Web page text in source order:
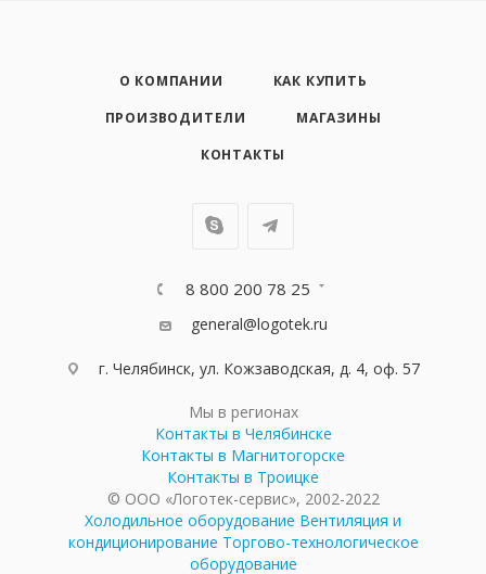
О КОМПАНИИ
КАК КУПИТЬ
ПРОИЗВОДИТЕЛИ
МАГАЗИНЫ
КОНТАКТЫ
8 800 200 78 25
general@logotek.ru
г. Челябинск, ул. Кожзаводская, д. 4, оф. 57
Мы в регионах
Контакты в Челябинске
Контакты в Магнитогорске
Контакты в Троицке
© ООО «Логотек-сервис», 2002-2022
Холодильное оборудование Вентиляция и
кондиционирование Торгово-технологическое
оборудование